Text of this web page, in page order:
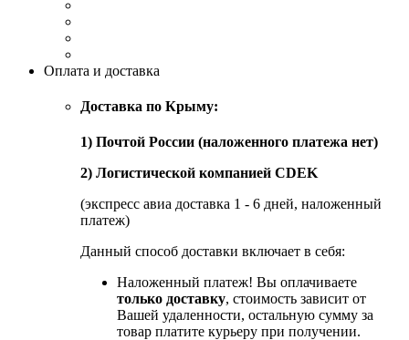
Оплата и доставка
Доставка по Крыму:
1) Почтой России (наложенного платежа нет)
2) Логистической компанией CDEK
(экспресс авиа доставка 1 - 6 дней, наложенный
платеж)
Данный способ доставки включает в себя:
Наложенный платеж! Вы оплачиваете
только доставку, стоимость зависит от
Вашей удаленности, остальную сумму за
товар платите курьеру при получении.